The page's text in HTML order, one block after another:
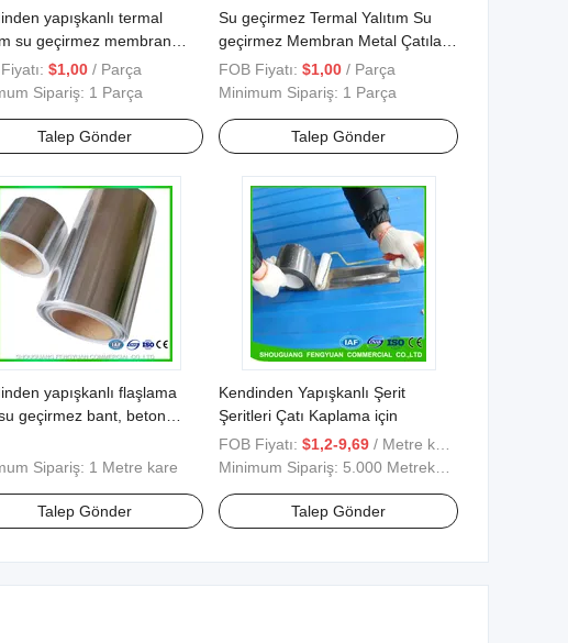
yapışkanlı termal
su geçirmez membran
çatılar için
$1,00 / Parça
Sipariş: 1 Parça
Talep Gönder
Su geçirmez Termal Yalıtım Su
geçirmez Membran Metal Çatılar
için
FOB Fiyatı: $1,00 / Parça
Minimum Sipariş: 1 Parça
Talep Gönder
yapışkanlı flaşlama
geçirmez bant, beton
kullanılır
Sipariş: 1 Metre kare
Talep Gönder
Kendinden Yapışkanlı Şerit
Şeritleri Çatı Kaplama için
FOB Fiyatı: $1,2-9,69 / Metre kare
Minimum Sipariş: 5.000 Metrekare
Talep Gönder